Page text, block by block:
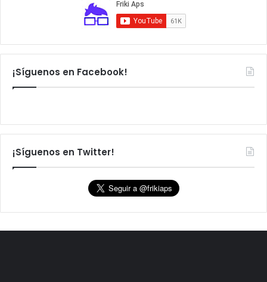
¡Síguenos en Facebook!
¡Síguenos en Twitter!